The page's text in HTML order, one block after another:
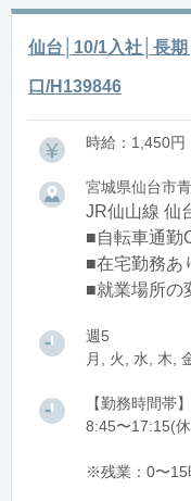
仙台│10/1入社│長
口/H139846
時給：1,450円
宮城県仙台市
JR仙山線 仙
■自転車通勤
■在宅勤務あ
■就業場所の
週5
月, 火, 水, 木,
【勤務時間帯
8:45〜17:15(
※残業：0〜15